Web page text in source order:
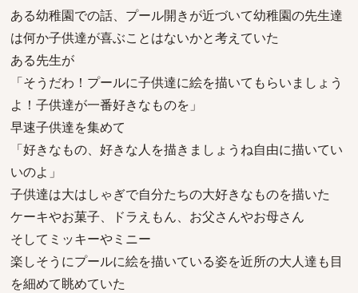
ある幼稚園での話、プール開きが近づいて幼稚園の先生達
は何か子供達が喜ぶことはないかと考えていた
ある先生が
「そうだわ！プールに子供達に絵を描いてもらいましょう
よ！子供達が一番好きなものを」
早速子供達を集めて
「好きなもの、好きな人を描きましょうね自由に描いてい
いのよ」
子供達は大はしゃぎで自分たちの大好きなものを描いた
ケーキやお菓子、ドラえもん、お父さんやお母さん
そしてミッキーやミニー
楽しそうにプールに絵を描いている姿を近所の大人達も目
を細めて眺めていた